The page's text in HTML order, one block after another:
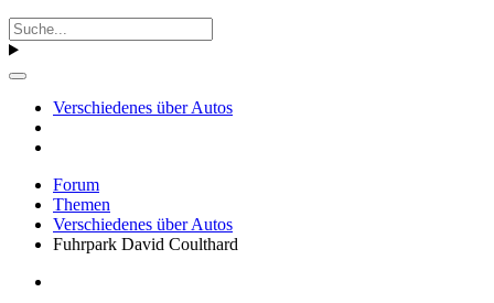
Verschiedenes über Autos
Forum
Themen
Verschiedenes über Autos
Fuhrpark David Coulthard